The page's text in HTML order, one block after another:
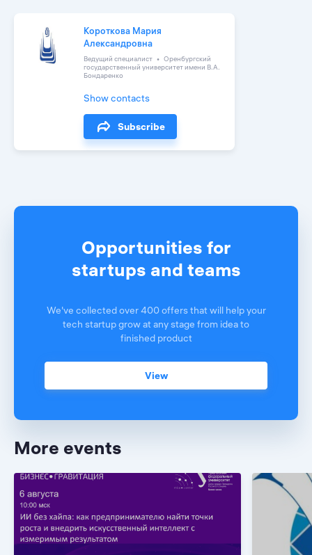
Короткова Мария
Александровна
Ведущий специалист
Оренбургский
государственный университет имени В.А.
Бондаренко
Show contacts
Subscribe
Opportunities for
startups and teams
We've collected over 400 offers that will help your
tech startup grow at any stage from idea to
finished product
View
More events